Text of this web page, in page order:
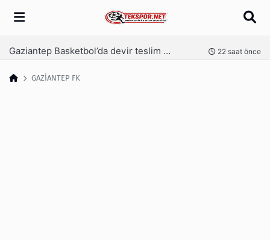
Arama
Gaziantep Basketbol’da devir teslim yapılıyor 22 saat önce
GAZİANTEP FK